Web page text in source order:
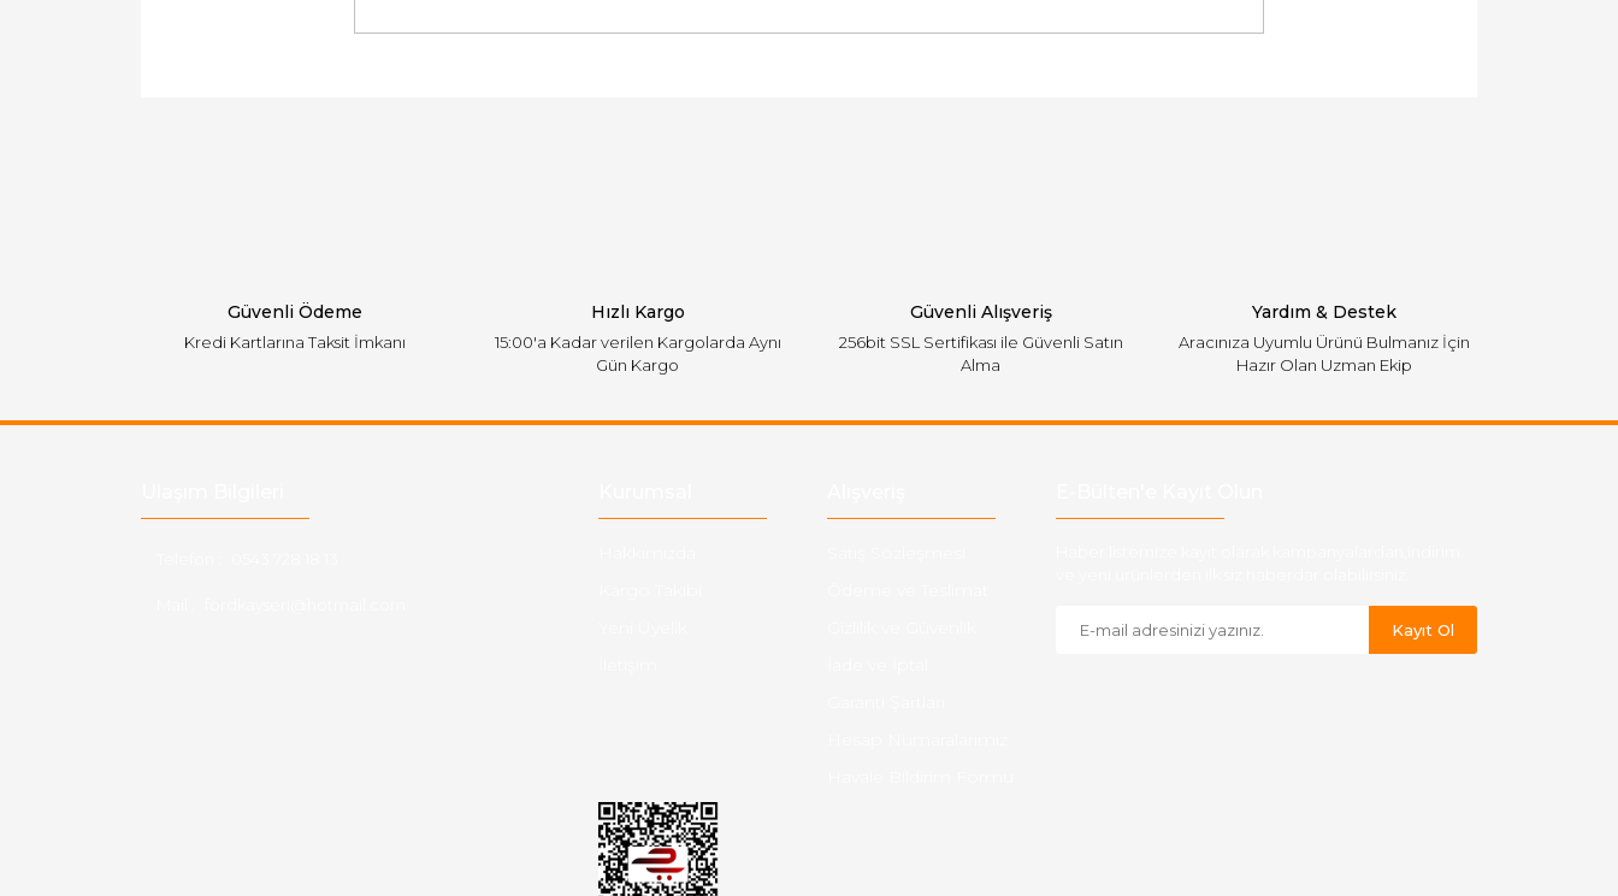
Güvenli Ödeme
Kredi Kartlarına Taksit İmkanı
Hızlı Kargo
15:00'a Kadar verilen Kargolarda Aynı
Gün Kargo
Güvenli Alışveriş
256bit SSL Sertifikası ile Güvenli Satın
Alma
Yardım & Destek
Aracınıza Uyumlu Ürünü Bulmanız İçin
Hazır Olan Uzman Ekip
Kayıt Ol